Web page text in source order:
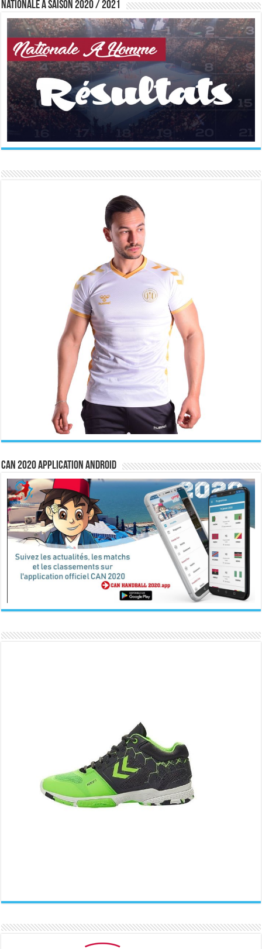
Nationale A saison 2020 / 2021
CAN 2020 Application Android